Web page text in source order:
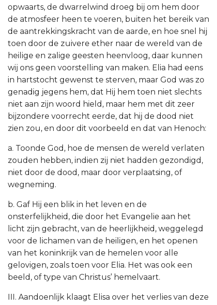
opwaarts, de dwarrelwind droeg bij om hem door
de atmosfeer heen te voeren, buiten het bereik van
de aantrekkingskracht van de aarde, en hoe snel hij
toen door de zuivere ether naar de wereld van de
heilige en zalige geesten heenvloog, daar kunnen
wij ons geen voorstelling van maken. Elia had eens
in hartstocht gewenst te sterven, maar God was zo
genadig jegens hem, dat Hij hem toen niet slechts
niet aan zijn woord hield, maar hem met dit zeer
bijzondere voorrecht eerde, dat hij de dood niet
zien zou, en door dit voorbeeld en dat van Henoch:
a. Toonde God, hoe de mensen de wereld verlaten
zouden hebben, indien zij niet hadden gezondigd,
niet door de dood, maar door verplaatsing, of
wegneming.
b. Gaf Hij een blik in het leven en de
onsterfelijkheid, die door het Evangelie aan het
licht zijn gebracht, van de heerlijkheid, weggelegd
voor de lichamen van de heiligen, en het openen
van het koninkrijk van de hemelen voor alle
gelovigen, zoals toen voor Elia. Het was ook een
beeld, of type van Christus’ hemelvaart.
III. Aandoenlijk klaagt Elisa over het verlies van deze